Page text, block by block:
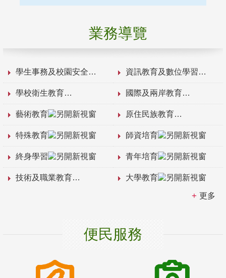
業務導覽
學生事務及校園安全 資訊教育及數位學習
學校衛生教育 國際及兩岸教育
藝術教育 原住民族教育
特殊教育 師資培育
終身學習 青年培育
技術及職業教育 大學教育
更多
便民服務